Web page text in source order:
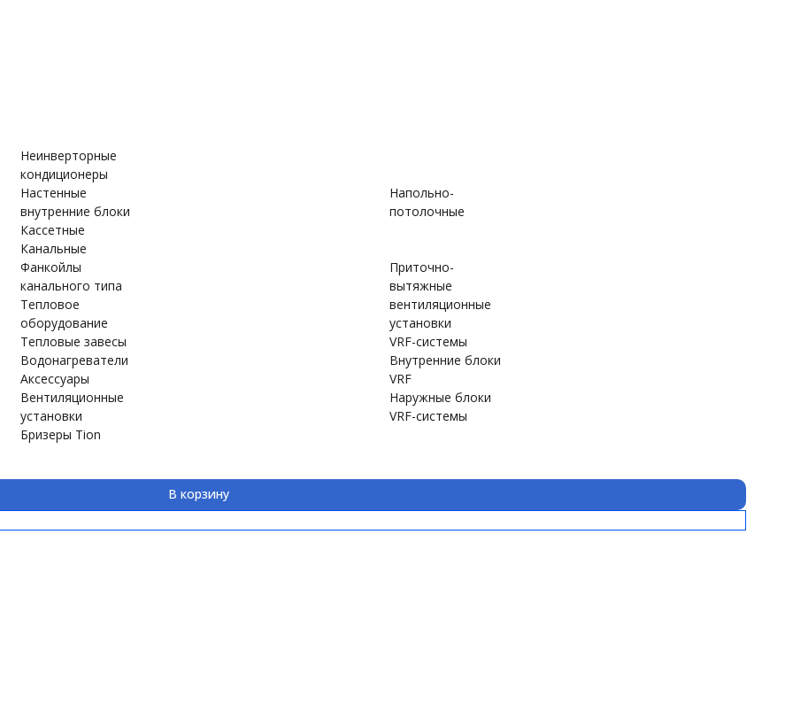
Неинверторные
кондиционеры
Настенные
внутренние блоки
Кассетные
Канальные
Напольно-
потолочные
Фанкойлы
канального типа
Тепловое
оборудование
Тепловые завесы
Водонагреватели
Аксессуары
Вентиляционные
установки
Бризеры Tion
Приточно-
вытяжные
вентиляционные
установки
VRF-системы
Внутренние блоки
VRF
Наружные блоки
VRF-системы
В корзину